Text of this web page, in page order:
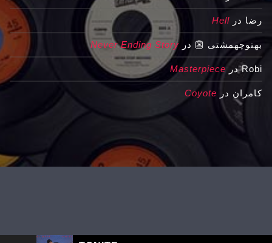
رضا در Hell
بهتوچهمشتی 👺 در Never Ending Story
Robiدر Masterpiece
کامران در Coyote